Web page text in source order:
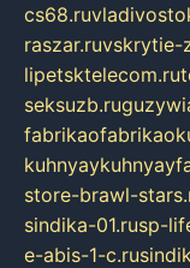
cs68.ru
raszar.ruvskrytie-
lipetsktelecom.ru
seksuzb.ru
store-brawl-
sindika-01.rusp-
e-abis-1-c.ru